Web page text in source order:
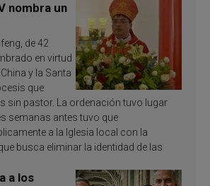
nombra un
de 42
en virtud
y la Santa
que
sin pastor. La ordenación tuvo lugar
semanas antes tuvo que
a la Iglesia local con la
busca eliminar la identidad de las
a los